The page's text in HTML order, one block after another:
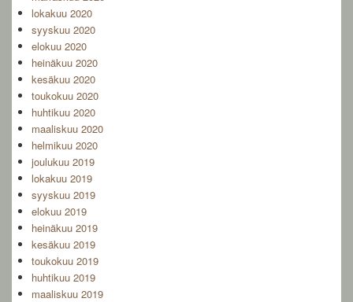
lokakuu 2020
syyskuu 2020
elokuu 2020
heinäkuu 2020
kesäkuu 2020
toukokuu 2020
huhtikuu 2020
maaliskuu 2020
helmikuu 2020
joulukuu 2019
lokakuu 2019
syyskuu 2019
elokuu 2019
heinäkuu 2019
kesäkuu 2019
toukokuu 2019
huhtikuu 2019
maaliskuu 2019